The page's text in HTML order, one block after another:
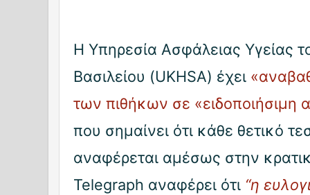
Η Υπηρεσία Ασφάλειας Υγείας
Βασιλείου (UKHSA) έχει
των πιθήκων σε «ειδοποιήσιμη
που σημαίνει ότι κάθε θετικό
αναφέρεται αμέσως στην
Telegraph αναφέρει ότι “η